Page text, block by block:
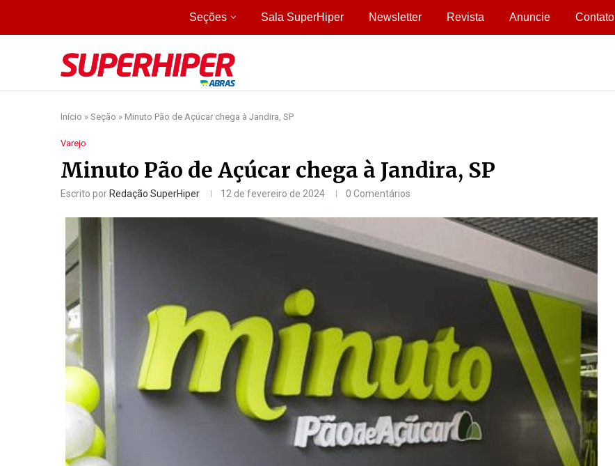
Seções Sala SuperHiper Newsletter Revista Anuncie Contato
Início » Seção » Minuto Pão de Açúcar chega à Jandira, SP
Varejo
Minuto Pão de Açúcar chega à Jandira, SP
Escrito por Redação SuperHiper 12 de fevereiro de 2024 0 Comentários